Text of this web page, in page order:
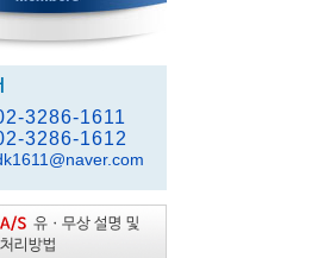
3286-1611
3286-1612